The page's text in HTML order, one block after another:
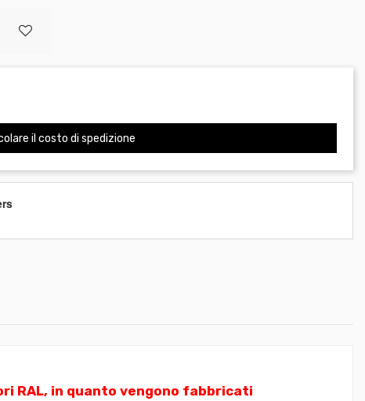
il costo di spedizione
RAL, in quanto vengono fabbricati